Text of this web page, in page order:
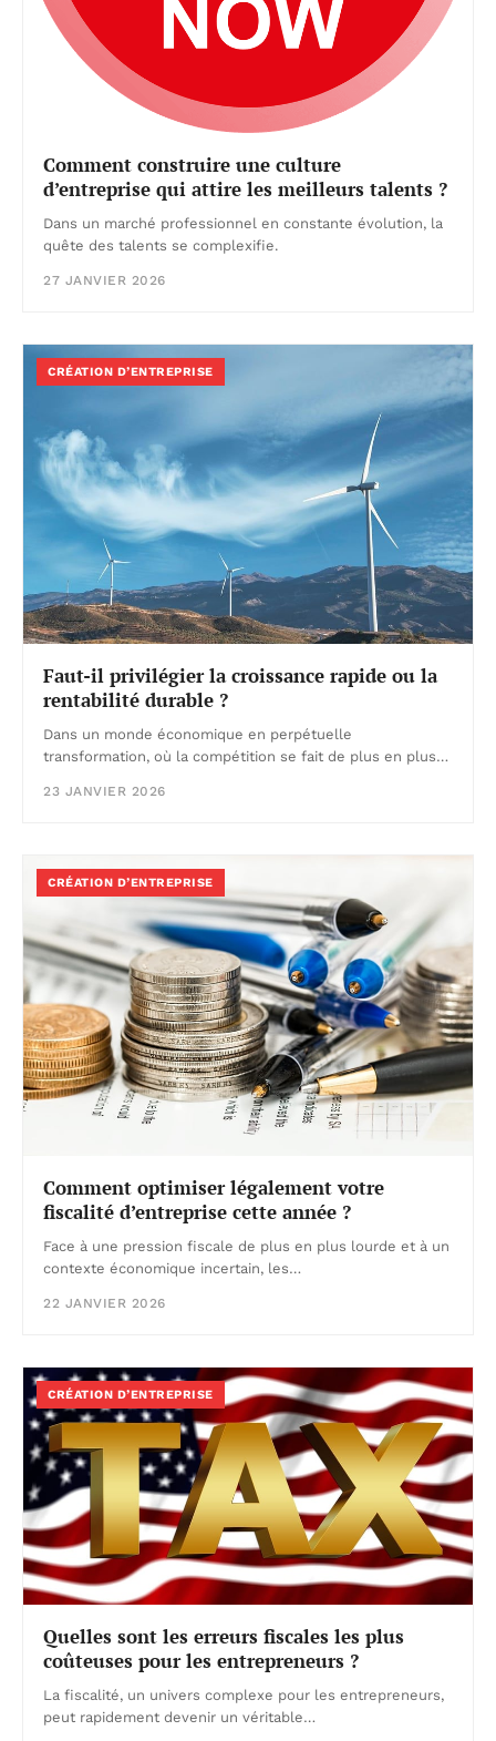
Comment construire une culture
d’entreprise qui attire les meilleurs talents ?
Dans un marché professionnel en constante évolution, la
quête des talents se complexifie.
27 JANVIER 2026
CRÉATION D’ENTREPRISE
Faut-il privilégier la croissance rapide ou la
rentabilité durable ?
Dans un monde économique en perpétuelle
transformation, où la compétition se fait de plus en plus…
23 JANVIER 2026
CRÉATION D’ENTREPRISE
Comment optimiser légalement votre
fiscalité d’entreprise cette année ?
Face à une pression fiscale de plus en plus lourde et à un
contexte économique incertain, les…
22 JANVIER 2026
CRÉATION D’ENTREPRISE
Quelles sont les erreurs fiscales les plus
coûteuses pour les entrepreneurs ?
La fiscalité, un univers complexe pour les entrepreneurs,
peut rapidement devenir un véritable…